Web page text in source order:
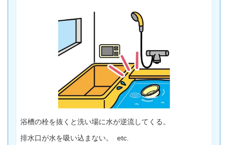
浴槽の栓を抜くと洗い場に水が逆流してくる。
排水口が水を吸い込まない。 etc.